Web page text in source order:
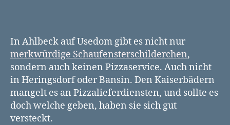
In Ahlbeck auf Usedom gibt es nicht nur
merkwürdige Schaufensterschilderchen,
sondern auch keinen Pizzaservice. Auch nicht
in Heringsdorf oder Bansin. Den Kaiserbädern
mangelt es an Pizzalieferdiensten, und sollte es
doch welche geben, haben sie sich gut
versteckt.